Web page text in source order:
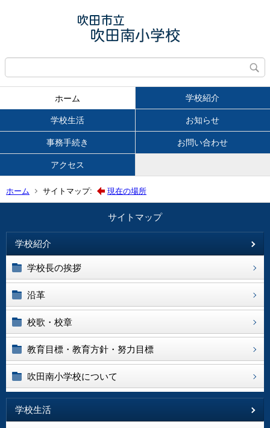
ホーム 学校紹介
学校生活 お知らせ
事務手続き お問い合わせ
アクセス
ホーム サイトマップ: 現在の場所
サイトマップ
学校紹介
学校長の挨拶
沿革
校歌・校章
教育目標・教育方針・努力目標
吹田南小学校について
学校生活